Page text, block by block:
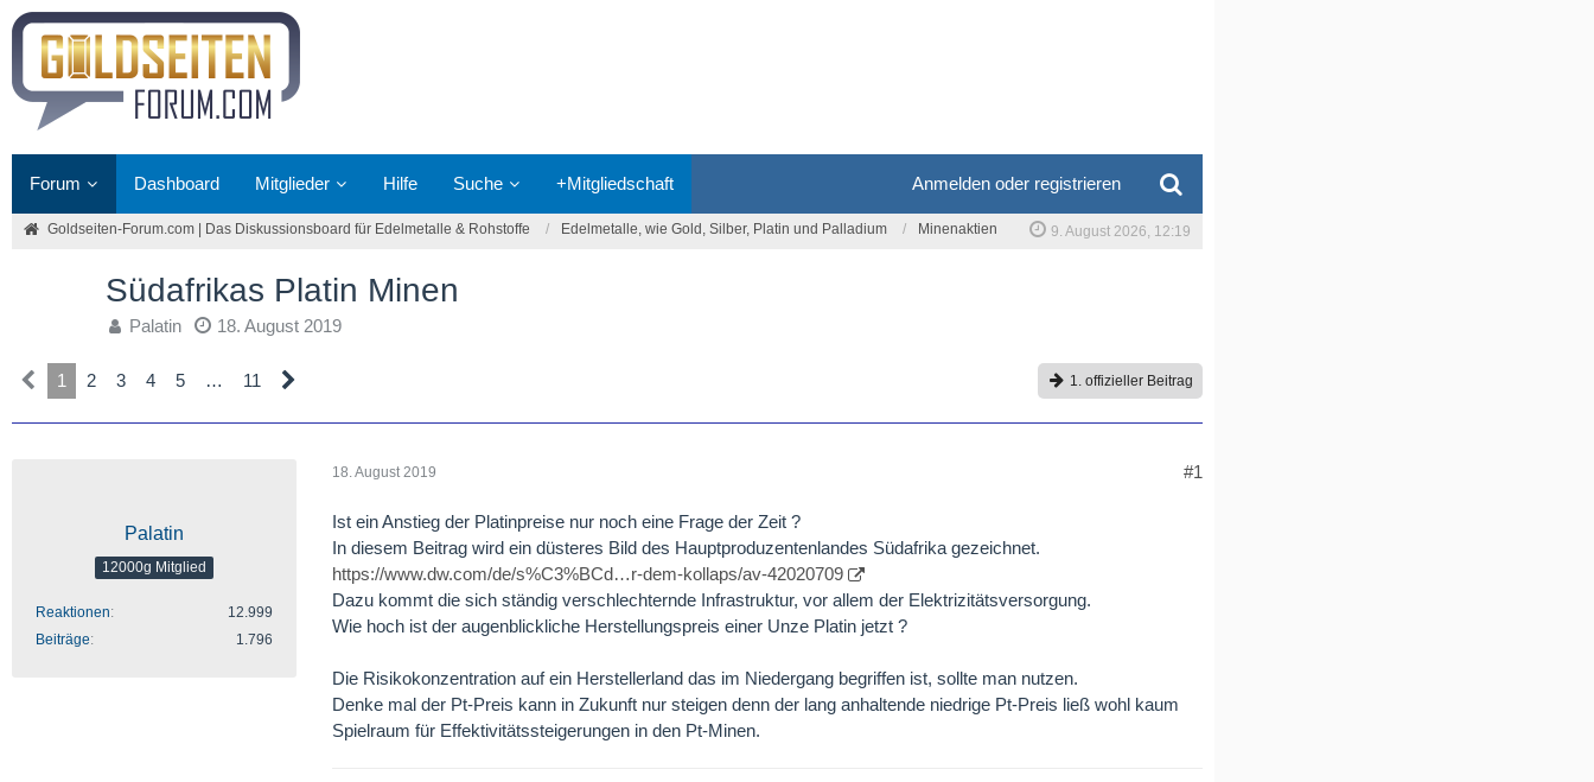
Forum Dashboard Mitglieder Hilfe Suche +Mitgliedschaft Anmelden oder registrieren
Goldseiten-Forum.com | Das Diskussionsboard für Edelmetalle & Rohstoffe Edelmetalle, wie Gold, Silber, Platin und Palladium Minenaktien 9. August 2026, 12:19
Südafrikas Platin Minen
Palatin 18. August 2019
1 2 3 4 5 … 11 1. offizieller Beitrag
Palatin
12000g Mitglied
Reaktionen
12.999
Beiträge
1.796
18. August 2019 #1
Ist ein Anstieg der Platinpreise nur noch eine Frage der Zeit ?
In diesem Beitrag wird ein düsteres Bild des Hauptproduzentenlandes Südafrika gezeichnet.
https://www.dw.com/de/s%C3%BCd…r-dem-kollaps/av-42020709
Dazu kommt die sich ständig verschlechternde Infrastruktur, vor allem der Elektrizitätsversorgung.
Wie hoch ist der augenblickliche Herstellungspreis einer Unze Platin jetzt ?
Die Risikokonzentration auf ein Herstellerland das im Niedergang begriffen ist, sollte man nutzen.
Denke mal der Pt-Preis kann in Zukunft nur steigen denn der lang anhaltende niedrige Pt-Preis ließ wohl kaum
Spielraum für Effektivitätssteigerungen in den Pt-Minen.